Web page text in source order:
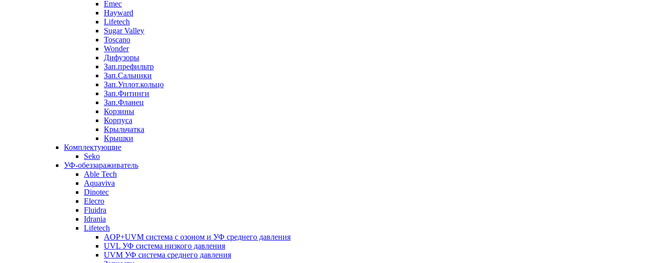
Emec
Hayward
Lifetech
Sugar Valley
Toscano
Wonder
Дифузоры
Зап.префильтр
Зап.Сальники
Зап.Уплот.кольцо
Зап.Фитинги
Зап.Фланец
Корзины
Корпуcа
Крыльчатка
Крышки
Комплектующие
Seko
УФ-обеззараживатель
Able Tech
Aquaviva
Dinotec
Elecro
Fluidra
Idrania
Lifetech
AOP+UVM система с озоном и УФ среднего давления
UVL УФ система низкого давления
UVM УФ система среднего давления